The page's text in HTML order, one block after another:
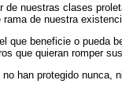
nuestras clases
de nuestra
beneficie o pueda
que quieran romper
han protegido nunca,